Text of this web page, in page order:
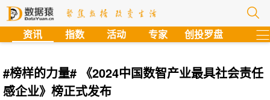
资讯 指数 活动 专家 创投罗盘
#榜样的力量# 《2024中国数智产业最具社会责任
感企业》榜正式发布